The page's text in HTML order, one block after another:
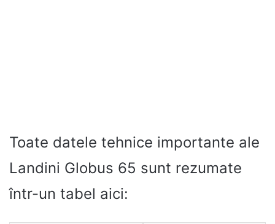
Toate datele tehnice importante ale
Landini Globus 65 sunt rezumate
într-un tabel aici: